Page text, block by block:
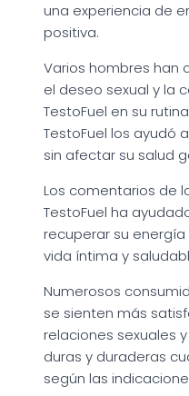
una experiencia de
positiva.
Varios hombres han
el deseo sexual y la
TestoFuel en su
TestoFuel los ayudó
sin afectar su salud
Los comentarios de
TestoFuel ha
recuperar su
vida íntima y
Numerosos
se sienten más
relaciones sexuales
duras y duraderas
según las